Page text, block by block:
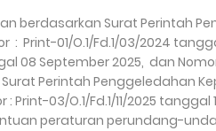
berdasarkan Surat Perintah
: Print-01/O.1/Fd.1/03/2024
08 September 2025, dan
Surat Perintah Penggeledahan
Print-03/O.1/Fd.1/11/2025
peraturan perundang-